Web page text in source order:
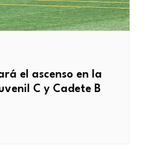
el ascenso en la
C y Cadete B